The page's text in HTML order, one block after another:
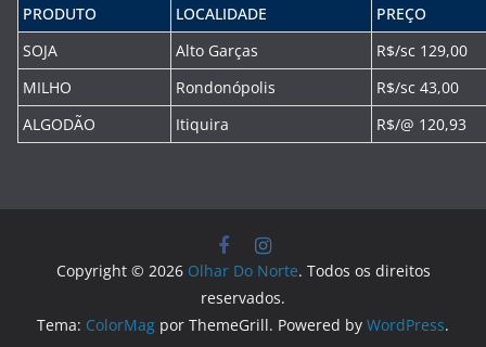
PRODUTO LOCALIDADE
PREÇO
SOJA
Alto Garças
R$/sc 129,00
MILHO
Rondonópolis
R$/sc 43,00
ALGODÃO
Itiquira R$/@ 120,93
Copyright © 2026 Olhar Do Norte. Todos os direitos
reservados.
Tema: ColorMag por ThemeGrill. Powered by WordPress.